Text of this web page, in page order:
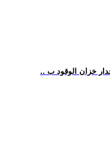
خزان الوقود ب